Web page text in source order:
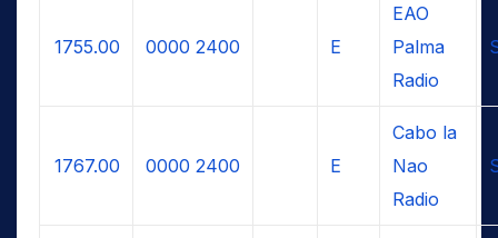
1755.00 0000 2400 E
EAO
Palma
Radio
1767.00 0000 2400 E
Cabo la
Nao
Radio